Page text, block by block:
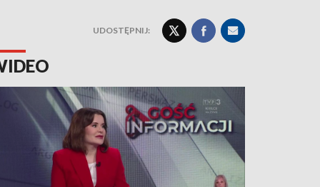
UDOSTĘPNIJ: